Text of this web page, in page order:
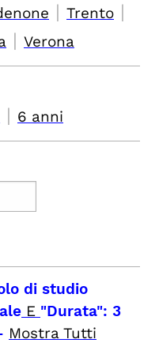
| Trento |
| Verona
| 6 anni
di studio
E "Durata": 3
Mostra Tutti